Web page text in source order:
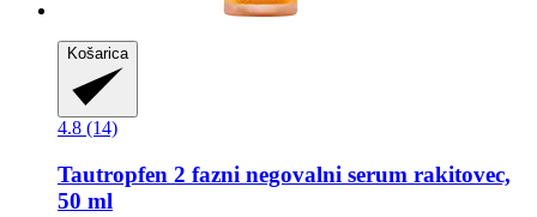
Košarica
4.8 (14)
Tautropfen 2 fazni negovalni serum rakitovec,
50 ml